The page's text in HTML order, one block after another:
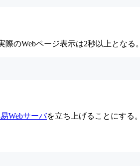
のWebページ表示は2秒以上となる。
Webサーバを立ち上げることにする。